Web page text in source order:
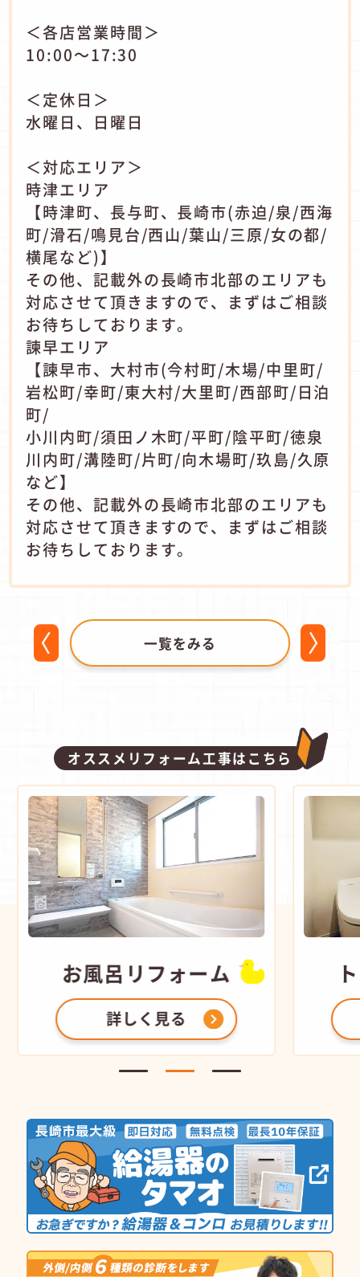
＜各店営業時間＞
10:00～17:30
＜定休日＞
水曜日、日曜日
＜対応エリア＞
時津エリア
【時津町、長与町、長崎市(赤迫/泉/西海
町/滑石/鳴見台/西山/葉山/三原/女の都/
横尾など)】
その他、記載外の長崎市北部のエリアも
対応させて頂きますので、まずはご相談
お待ちしております。
諫早エリア
【諫早市、大村市(今村町/木場/中里町/
岩松町/幸町/東大村/大里町/西部町/日泊
町/
小川内町/須田ノ木町/平町/陰平町/徳泉
川内町/溝陸町/片町/向木場町/玖島/久原
など】
その他、記載外の長崎市北部のエリアも
対応させて頂きますので、まずはご相談
お待ちしております。
一覧をみる
オススメリフォーム工事はこちら
お風呂 リフォーム
詳しく見る